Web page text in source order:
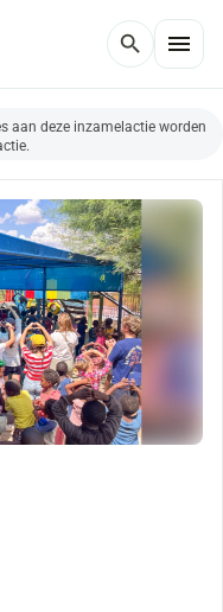
search menu
aan deze inzamelactie worden